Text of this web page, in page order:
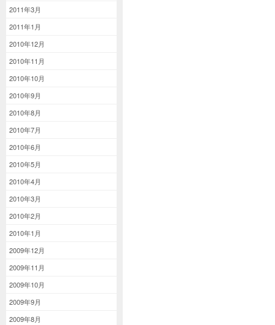
2011年3月
2011年1月
2010年12月
2010年11月
2010年10月
2010年9月
2010年8月
2010年7月
2010年6月
2010年5月
2010年4月
2010年3月
2010年2月
2010年1月
2009年12月
2009年11月
2009年10月
2009年9月
2009年8月